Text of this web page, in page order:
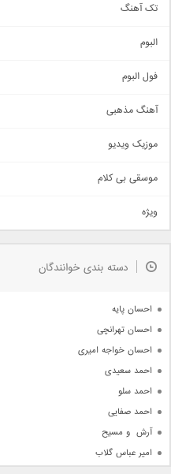
تک آهنگ
اجتماعی
حماسی
سنتی
اهنگ بندرعباسی
دمو
مذهبی
جدیدترین ها
البوم
فول البوم
آهنگ مذهبی
موزیک ویدیو
موسقی بی کلام
ویژه
دسته بندی خوانندگان
احسان پایه
احسان تهرانچی
احسان خواجه امیری
احمد سعیدی
احمد سلو
احمد صفایی
آرش  و مسیح
امیر عباس گلاب